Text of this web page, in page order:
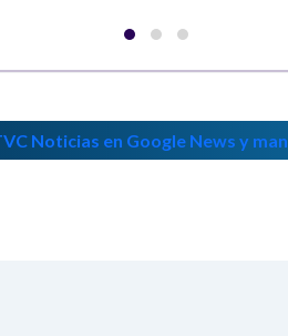
Noticias en Google News y